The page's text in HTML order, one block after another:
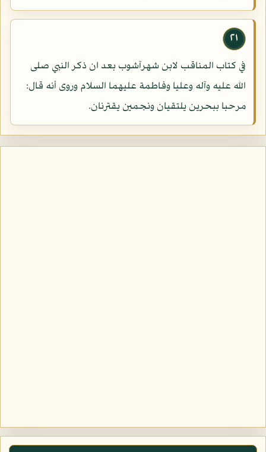
٢١
في كتاب المناقب لابن شهرآشوب بعد ان ذكر النبي صلى
الله عليه وآله وعليا وفاطمة عليهما السلام وروى أنه قال:
مرحبا ببحرين يلتقيان ونجمين يقترنان.